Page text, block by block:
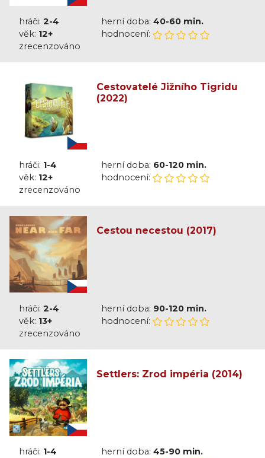
hráči: 2-4 herní doba: 40-60 min.
věk: 12+
hodnocení:
zrecenzováno
Cestovatelé Jižního Tigridu
(2022)
hráči: 1-4 herní doba: 60-120 min.
věk: 12+
hodnocení:
zrecenzováno
Cestou necestou (2017)
hráči: 2-4 herní doba: 90-120 min.
věk: 13+
hodnocení:
zrecenzováno
Settlers: Zrod impéria (2014)
hráči: 1-4 herní doba: 45-90 min.